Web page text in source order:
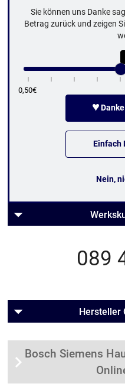
Sie können uns Danke
Betrag zurück und zeigen
0,50€
♥
Einfach
Nein,
089
Hersteller
Bosch Siemens